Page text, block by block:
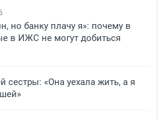
но банку плачу я»: почему в
в ИЖС не могут добиться
сестры: «Она уехала жить, а я